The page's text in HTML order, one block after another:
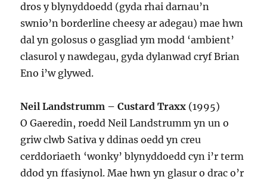
dros y blynyddoedd (gyda rhai darnau’n
swnio’n borderline cheesy ar adegau) mae hwn
dal yn golosus o gasgliad ym modd ‘ambient’
clasurol y nawdegau, gyda dylanwad cryf Brian
Eno i’w glywed.
Neil Landstrumm – Custard Traxx (1995)
O Gaeredin, roedd Neil Landstrumm yn un o
griw clwb Sativa y ddinas oedd yn creu
cerddoriaeth ‘wonky’ blynyddoedd cyn i’r term
ddod yn ffasiynol. Mae hwn yn glasur o drac o’r